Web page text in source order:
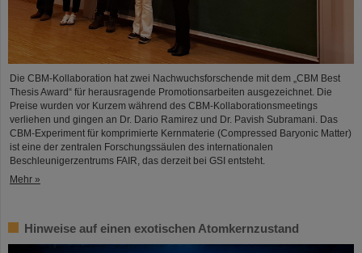
Die CBM-Kollaboration hat zwei Nachwuchsforschende mit dem „CBM Best
Thesis Award“ für herausragende Promotionsarbeiten ausgezeichnet. Die
Preise wurden vor Kurzem während des CBM-Kollaborationsmeetings
verliehen und gingen an Dr. Dario Ramirez und Dr. Pavish Subramani. Das
CBM-Experiment für komprimierte Kernmaterie (Compressed Baryonic Matter)
ist eine der zentralen Forschungssäulen des internationalen
Beschleunigerzentrums FAIR, das derzeit bei GSI entsteht.
Mehr »
Hinweise auf einen exotischen Atomkernzustand